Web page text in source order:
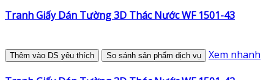
Tranh Giấy Dán Tường 3D Thác Nước WF 1501-43
Thêm vào DS yêu thích So sánh sản phẩm dịch vụ Xem nhanh